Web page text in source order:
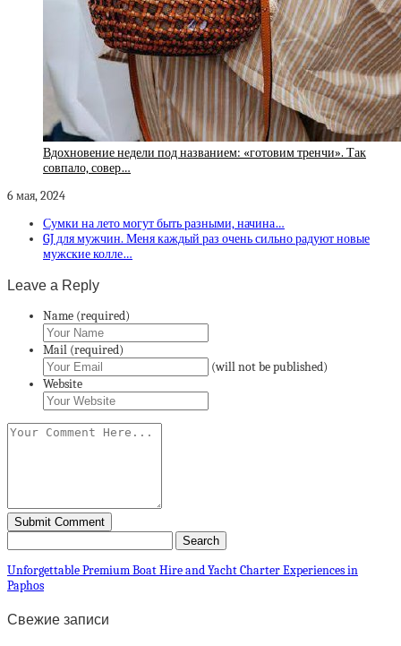
Вдохновение недели под названием: «готовим тренчи». Так
совпало, совер…
6 мая, 2024
Сумки на лето могут быть разными, начина…
GJ для мужчин. Меня каждый раз очень сильно радуют новые
мужские колле…
Leave a Reply
Name (required)
Mail (required)
(will not be published)
Website
Unforgettable Premium Boat Hire and Yacht Charter Experiences in
Paphos
Свежие записи